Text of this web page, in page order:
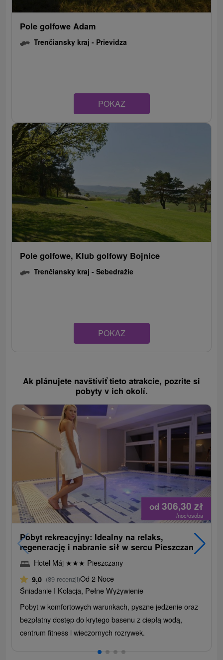
Pole golfowe Adam
Trenčiansky kraj - Prievidza
POKAZ
Pole golfowe, Klub golfowy Bojnice
Trenčiansky kraj -Sebedražie
POKAZ
Ak plánujete navštíviť tieto atrakcie, pozrite si
pobyty v ich okolí.
od 306,30zł
/noc/osoba
Pobyt rekreacyjny: Idealny na relaks,
regenerację i nabranie sił w sercu Pieszczan
Hotel Máj ★★★ Pieszczany
9,0 (89 recenzji)Od 2 Noce
Śniadanie I Kolacja, Pełne Wyżywienie
Pobyt w komfortowych warunkach, pyszne jedzenie oraz
bezpłatny dostęp do krytego basenu z ciepłą wodą,
centrum fitness i wieczornych rozrywek.